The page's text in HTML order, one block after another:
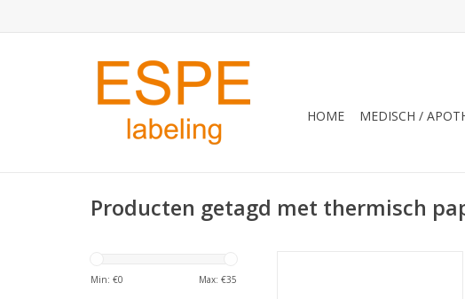
HOME MEDISCH /
Producten getagd met thermisch
Min: €0 Max: €35